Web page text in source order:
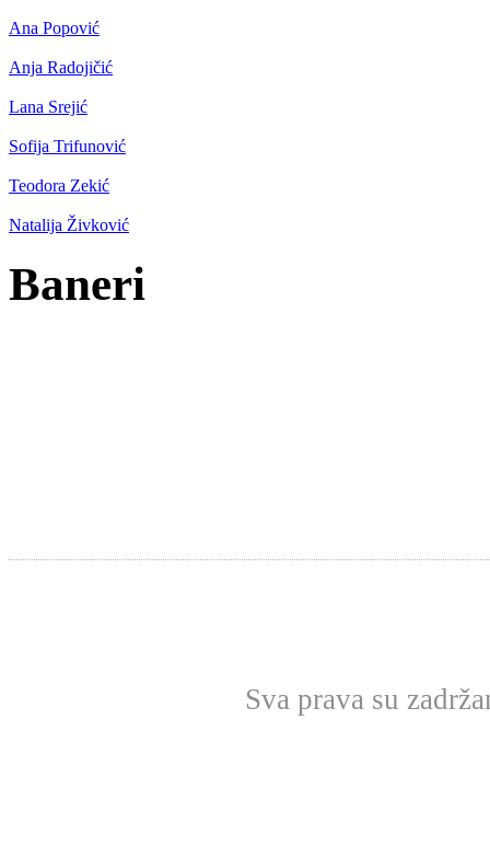
Ana Popović
Anja Radojičić
Lana Srejić
Sofija Trifunović
Teodora Zekić
Natalija Živković
Baneri
Sva prava su